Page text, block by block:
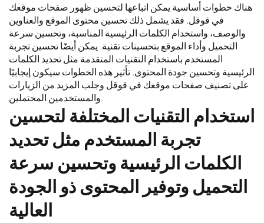
هناك خطوات أساسية يمكن اتباعها لتحسين ظهور صفحات موقعك
في قوقل. فقد يشمل ذلك تحسين محتوى الموقع والعناوين
والوصف، واستخدام الكلمات الرئيسية المناسبة، وتحسين سرعة
التحميل وأداء الموقع بتحسينات تقنية. يمكن أيضًا تحسين تجربة
المستخدم باستخدام التقنيات المتقدمة مثل تحديد الكلمات
الرئيسية وتحسين جودة المحتوى. تأثير هذه الخطوات سيكون إيجابيًا
على تصنيف صفحات موقعك في قوقل وجلب المزيد من الزيارات
والمستخدمين المحتملين.
استخدام التقنيات المختلفة لتحسين
تجربة المستخدم مثل تحديد
الكلمات الرئيسية وتحسين سرعة
التحميل وتوفير المحتوى ذو الجودة
العالية